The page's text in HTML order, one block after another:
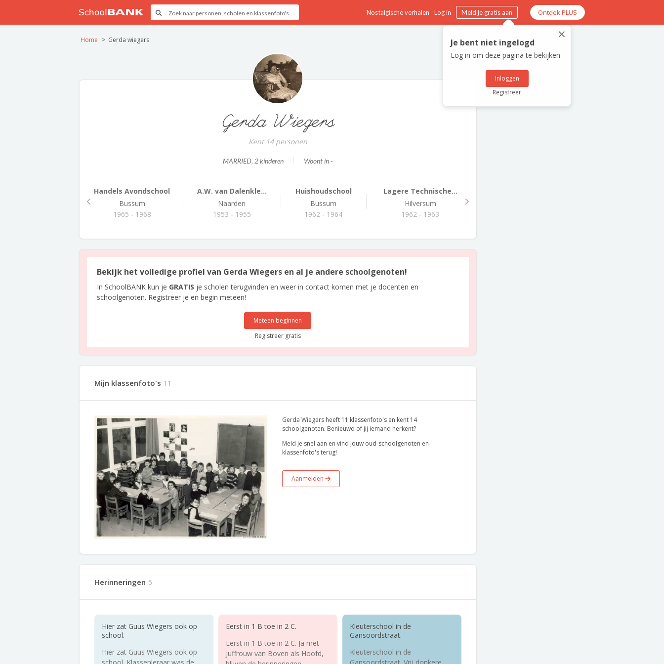
Nostalgische verhalen Log in Meld je gratis aan Ontdek PLUS
×
Je bent niet ingelogd
Log in om deze pagina te bekijken
Inloggen
Registreer
Home Gerda wiegers
Gerda Wiegers
Kent 14 personen
MARRIED, 2 kinderen Woont in -
Handels Avondschool
Bussum
1965 - 1968
A.W. van Dalenkle...
Naarden
1953 - 1955
Huishoudschool
Bussum
1962 - 1964
Lagere Technische...
Hilversum
1962 - 1963
Bekijk het volledige profiel van Gerda Wiegers en al je andere schoolgenoten!
In SchoolBANK kun je GRATIS je scholen terugvinden en weer in contact komen met je docenten en
schoolgenoten. Registreer je en begin meteen!
Meteen beginnen
Registreer gratis
Mijn klassenfoto's 11
Gerda Wiegers heeft 11 klassenfoto's en kent 14
schoolgenoten. Benieuwd of jij iemand herkent?
Meld je snel aan en vind jouw oud-schoolgenoten en
klassenfoto's terug!
Aanmelden
Herinneringen 5
Hier zat Guus Wiegers ook op
school.
Hier zat Guus Wiegers ook op
Eerst in 1 B toe in 2 C.
Eerst in 1 B toe in 2 C. Ja met
Juffrouw van Boven als Hoofd,
Kleuterschool in de
Gansoordstraat.
Kleuterschool in de